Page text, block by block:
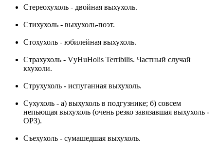
Стереохухоль - двойная выхухоль.
Стихухоль - выхухоль-поэт.
Стохухоль - юбилейная выхухоль.
Страхухоль - VуНuНolis Terribilis. Частный случай
кхухоли.
Струхухоль - испуганная выхухоль.
Сухухоль - a) выхухоль в подгузнике; б) совсем
непьющая выхухоль (очень резко завязавшая выхухоль -
ОРЗ).
Съехухоль - сумашедшая выхухоль.